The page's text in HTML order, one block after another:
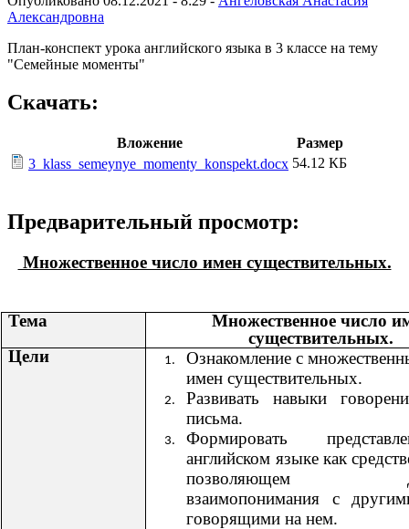
Александровна
План-конспект урока английского языка в 3 классе на тему
"Семейные моменты"
Скачать:
Вложение
Размер
3_klass_semeynye_momenty_konspekt.docx 54.12 КБ
Предварительный просмотр:
Множественное число имен существительных.
Тема
Множественное число
существительных.
Цели
Ознакомление с
имен существительных.
Развивать навыки
письма.
Формировать
английском языке как
позволяющем
взаимопонимания с
говорящими на нем.